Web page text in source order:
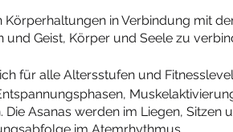
Körperhaltungen in Verbindung mit
Geist, Körper und Seele zu
für alle Altersstufen und
Asanas werden im Liegen, Sitzen